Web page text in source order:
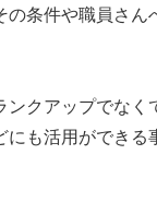
条件や職員さん
クアップでなく
も活用ができる